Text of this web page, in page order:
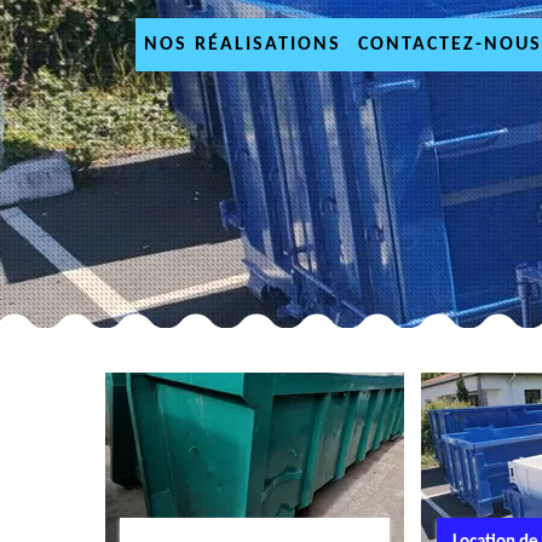
NOS RÉALISATIONS CONTACTEZ-